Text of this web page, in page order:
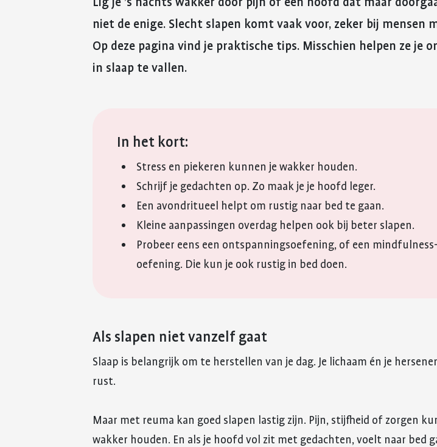
gaan.
Meer
Kinderwens en zwangerschap
E-mail
niet de enige. Slecht slapen komt vaak voor, zeker bij mensen
Op deze pagina vind je praktische tips. Misschien helpen ze je
in slaap te vallen.
In het kort:
Stress en piekeren kunnen je wakker houden.
Schrijf je gedachten op. Zo maak je je hoofd leger.
Een avondritueel helpt om rustig naar bed te gaan.
Kleine aanpassingen overdag helpen ook bij beter slapen.
Probeer eens een ontspanningsoefening, of een mindfulness-
oefening. Die kun je ook rustig in bed doen.
Als slapen niet vanzelf gaat
Slaap is belangrijk om te herstellen van je dag. Je lichaam én je
rust.
Maar met reuma kan goed slapen lastig zijn. Pijn, stijfheid of zorgen
wakker houden. En als je hoofd vol zit met gedachten, voelt naar bed